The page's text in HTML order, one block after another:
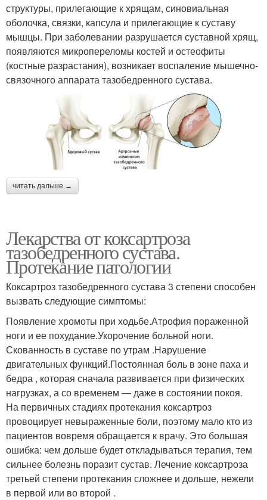
структуры, прилегающие к хрящам, синовиальная
оболочка, связки, капсула и прилегающие к суставу
мышцы. При заболевании разрушается суставной хрящ,
появляются микропереломы костей и остеофиты
(костные разрастания), возникает воспаление мышечно-
связочного аппарата тазобедренного сустава.
читать дальше →
Лекарства от коксартроза
тазобедренного сустава.
Протекание патологии
Коксартроз тазобедренного сустава 3 степени способен
вызвать следующие симптомы:
Появление хромоты при ходьбе.Атрофия пораженной
ноги и ее похудание.Укорочение больной ноги.
Скованность в суставе по утрам .Нарушение
двигательных функций.Постоянная боль в зоне паха и
бедра , которая сначала развивается при физических
нагрузках, а со временем — даже в состоянии покоя.
На первичных стадиях протекания коксартроз
провоцирует невыраженные боли, поэтому мало кто из
пациентов вовремя обращается к врачу. Это большая
ошибка: чем дольше будет откладываться терапия, тем
сильнее болезнь поразит сустав. Лечение коксартроза
третьей степени протекания сложнее и дольше, нежели
в первой или во второй .